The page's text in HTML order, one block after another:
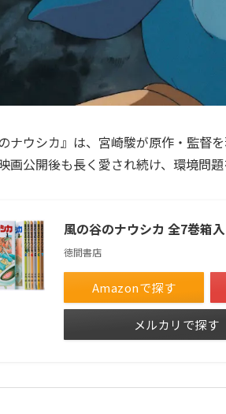
ナウシカ』は、宮崎駿が原作・監督
画公開後も長く愛され続け、環境問
風の谷のナウシカ 全7巻箱
徳間書店
Amazonで探す
メルカリで探す